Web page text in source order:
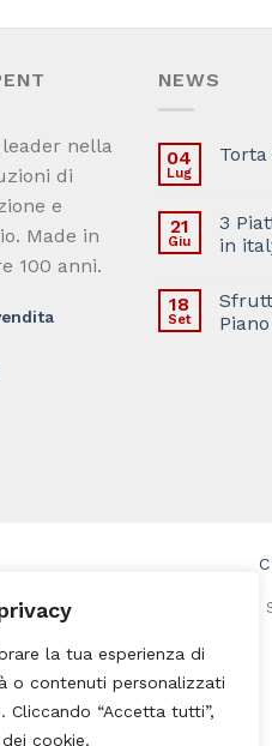
la tua esperienza di
o contenuti personalizzati
“Accetta tutti”,
cookie.
nella
di
e
Made in
100 anni.
NEWS
04
Lug
21
Giu
3
in
18
Set
ALL73